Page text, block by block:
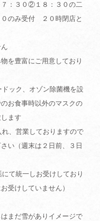
０②１８：３０の二
のみ受付 ２０時閉店と
ん
を豊富にご用意しており
ック、オゾン除菌機を設
お食事時以外のマスクの
ます
、営業しておりますので
い（週末は２日前、３日
て統一しお受けしており
受けしていません）
まだ雪がありイメージで